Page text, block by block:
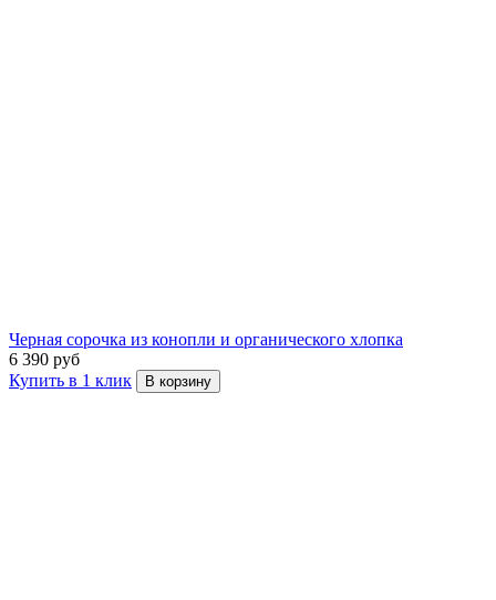
Черная сорочка из конопли и органического хлопка
6 390 руб
Купить в 1 клик
В корзину